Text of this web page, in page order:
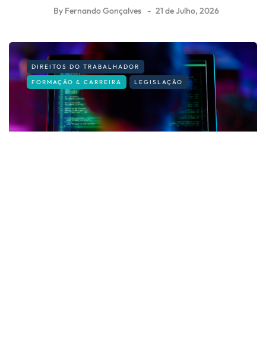
By Fernando Gonçalves 21 de Julho, 2026
DIREITOS DO TRABALHADOR
FORMAÇÃO & CARREIRA
LEGISLAÇÃO